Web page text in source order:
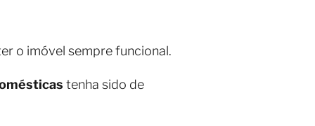
o imóvel sempre funcional.
tenha sido de